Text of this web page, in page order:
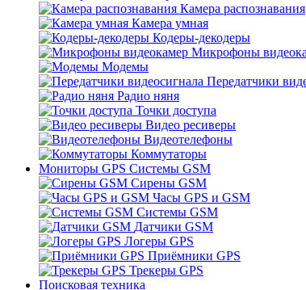
Камера распознавания
Камера умная
Кодеры-декодеры
Микрофоны
Модемы
Передатчики
Радио няня
Точки доступа
Видео ресиверы
Видеотелефоны
Коммутаторы
Мониторы GPS Системы GSM
Сирены GSM
Часы GPS и GSM
Системы GSM
Датчики GSM
Логеры GPS
Приёмники GPS
Трекеры GPS
Поисковая техника